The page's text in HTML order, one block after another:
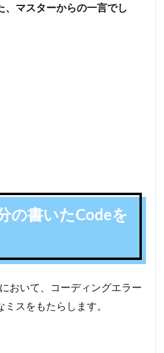
、マスターからの一言でし
の書いたCodeを
おいて、コーディングエラー
ミスをもたらします。